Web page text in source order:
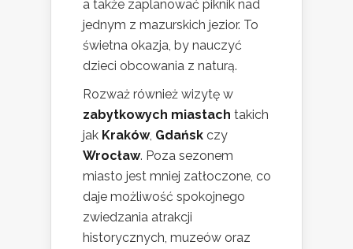
a także zaplanować piknik nad
jednym z mazurskich jezior. To
świetna okazja, by nauczyć
dzieci obcowania z naturą.
Rozważ również wizytę w
zabytkowych miastach takich
jak Kraków, Gdańsk czy
Wrocław. Poza sezonem
miasto jest mniej zatłoczone, co
daje możliwość spokojnego
zwiedzania atrakcji
historycznych, muzeów oraz